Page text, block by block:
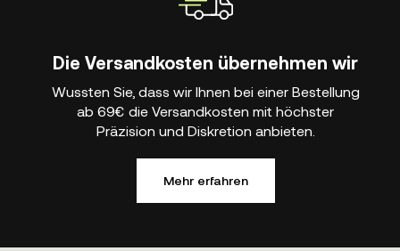
Die Versandkosten übernehmen wir
Wussten Sie, dass wir Ihnen bei einer Bestellung
ab 69€ die Versandkosten mit höchster
Präzision und Diskretion anbieten.
Mehr erfahren